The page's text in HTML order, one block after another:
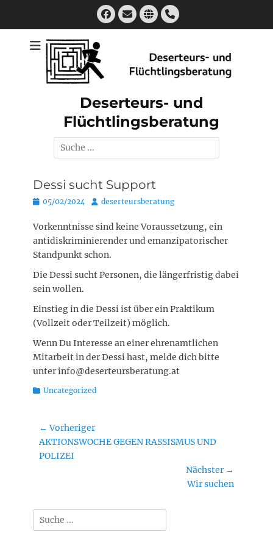
Facebook
E-
Mail
WebsiteHandset
Deserteurs- und
Flüchtlingsberatung
Suchen
nach:
Dessi sucht Support
Posted
05/02/2024 Autordeserteursberatung
Vorkenntnisse sind keine Voraussetzung, ein
antidiskriminierender und emanzipatorischer
Standpunkt schon.
Die Dessi sucht Personen, die längerfristig dabei
sein wollen.
Einstieg in die Dessi ist über ein Praktikum
(Vollzeit oder Teilzeit) möglich.
Wenn Du Interesse an einer ehrenamtlichen
Mitarbeit in der Dessi hast, melde dich bitte
unter info@deserteursberatung.at
Kategorien
Uncategorized
Beitragsnavigation
← Vorheriger
Vorheriger
Beitrag:
AKTIONSWOCHE GEGEN RASSISMUS UND
POLIZEI
Nächster →
Wir suchen
Suchen
nach: